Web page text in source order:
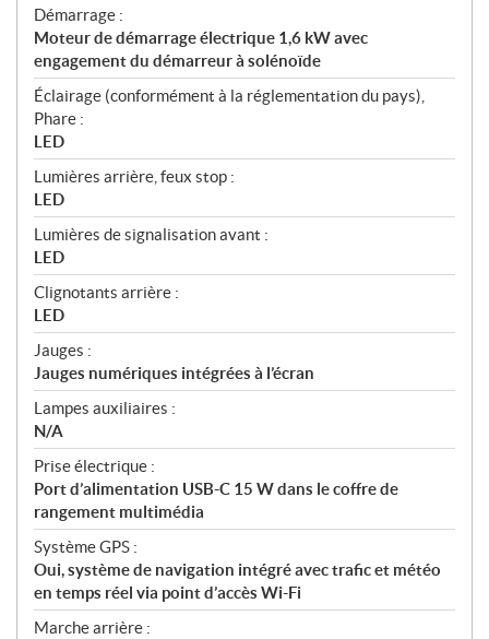
Démarrage :
Moteur de démarrage électrique 1,6 kW avec
engagement du démarreur à solénoïde
Éclairage (conformément à la réglementation du pays),
Phare :
LED
Lumières arrière, feux stop :
LED
Lumières de signalisation avant :
LED
Clignotants arrière :
LED
Jauges :
Jauges numériques intégrées à l’écran
Lampes auxiliaires :
N/A
Prise électrique :
Port d’alimentation USB-C 15 W dans le coffre de
rangement multimédia
Système GPS :
Oui, système de navigation intégré avec trafic et météo
en temps réel via point d’accès Wi-Fi
Marche arrière :